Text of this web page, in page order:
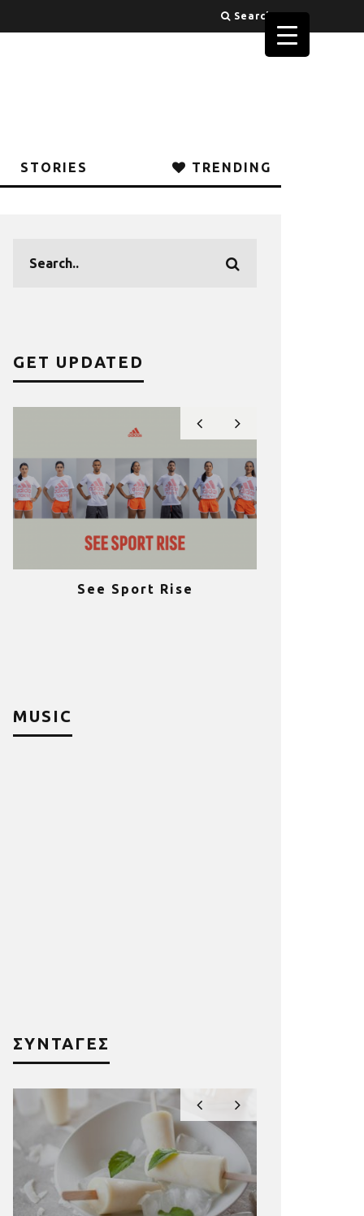
Search
STORIES TRENDING
GET UPDATED
See Sport Rise
MUSIC
ΣΥΝΤΑΓΕΣ